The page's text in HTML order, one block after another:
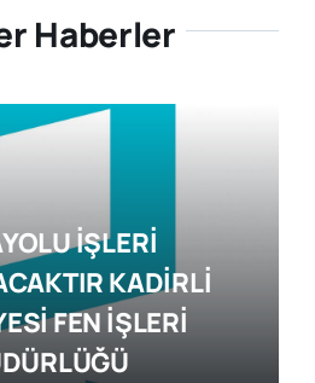
Haberler
İŞLERİ
KADİRLİ
FEN İŞLERİ